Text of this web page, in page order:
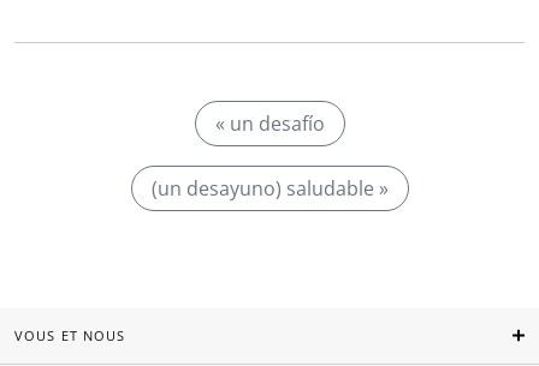
« un desafío
(un desayuno) saludable »
VOUS ET NOUS